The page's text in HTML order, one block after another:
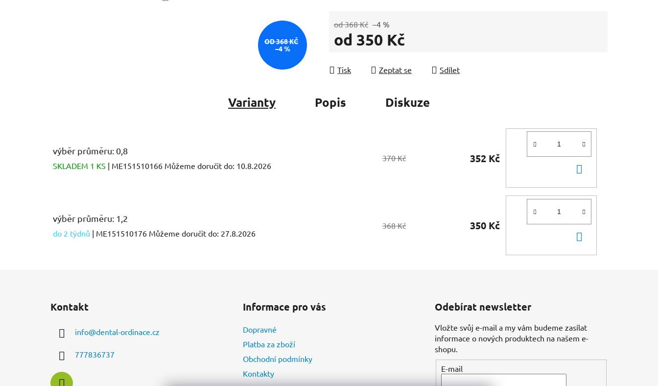
od 368 Kč –4 %
od 350 Kč
Tisk
Zeptat se Sdílet
OD 368 KČ
–4 %
Varianty Popis Diskuze
výběr průměru: 0,8
SKLADEM 1 KS | ME151510166 Můžeme doručit do: 10.8.2026
370 Kč 352 Kč
výběr průměru: 1,2
do 2 týdnů | ME151510176 Můžeme doručit do: 27.8.2026
368 Kč 350 Kč
Kontakt
info@dental-ordinace.cz
777836737
Informace pro vás
Dopravné
Platba za zboží
Obchodní podmínky
Kontakty
Odebírat newsletter
Vložte svůj e-mail a my vám budeme zasílat
informace o nových produktech na našem e-
shopu.
E-mail